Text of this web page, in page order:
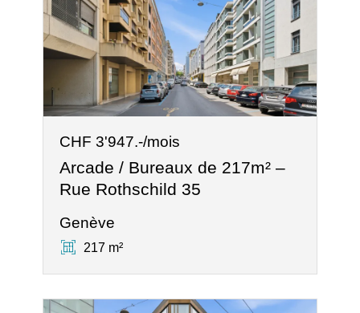
CHF 3'947.-/mois
Arcade / Bureaux de 217m² –
Rue Rothschild 35
Genève
217 m²